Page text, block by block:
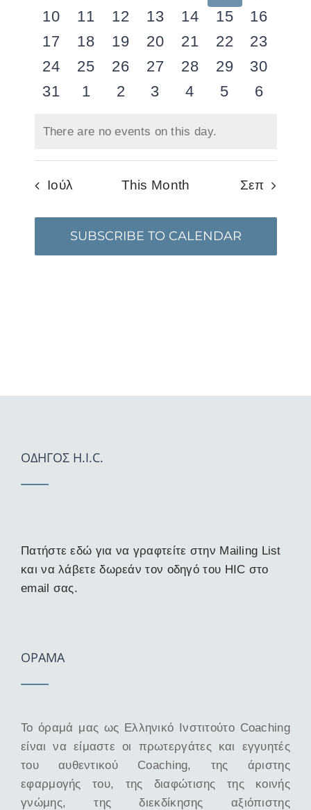
eventseventseventseventseventseventsevents
0
events
10
0
events
11
0
events
12
0
events
13
0
events
14
0
events
15
0
events
16
0
events
17
0
events
18
0
events
19
0
events
20
0
events
21
0
events
22
0
events
23
0
events
24
0
events
25
0
events
26
0
events
27
0
events
28
0
events
29
0
events
30
0
31
0
1
0
2
0
3
0
4
0
5
0
6
Notice
There are no events on this day.
Ιούλ This Month Σεπ
SUBSCRIBE TO CALENDAR
ΟΔΗΓΟΣ H.I.C.
Πατήστε εδώ για να γραφτείτε στην Mailing List
και να λάβετε δωρεάν τον οδηγό του HIC στο
email σας.
ΟΡΑΜΑ
Το όραμά μας ως Ελληνικό Ινστιτούτο Coaching
είναι να είμαστε οι πρωτεργάτες και εγγυητές
του αυθεντικού Coaching, της άριστης
εφαρμογής του, της διαφώτισης της κοινής
γνώμης, της διεκδίκησης αξιόπιστης